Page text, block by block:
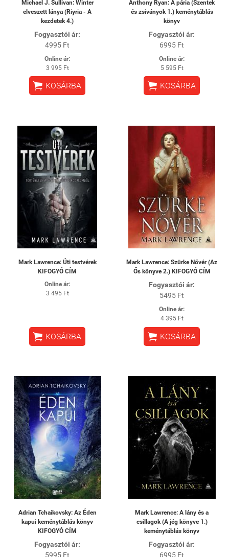
Michael J. Sullivan: Winter
elveszett lánya (Riyria - A
kezdetek 4.)
Fogyasztói ár:
4995 Ft
Online ár:
3 995 Ft
 KOSÁRBA
Anthony Ryan: A pária (Szentek
és zsiványok 1.) keménytáblás
könyv
Fogyasztói ár:
6995 Ft
Online ár:
5 595 Ft
 KOSÁRBA
Mark Lawrence: Úti testvérek
KIFOGYÓ CÍM
Online ár:
3 495 Ft
 KOSÁRBA
Mark Lawrence: Szürke Nővér (Az
Ős könyve 2.) KIFOGYÓ CÍM
Fogyasztói ár:
5495 Ft
Online ár:
4 395 Ft
 KOSÁRBA
Adrian Tchaikovsky: Az Éden
kapui keménytáblás könyv
KIFOGYÓ CÍM
Fogyasztói ár:
5995 Ft
Mark Lawrence: A lány és a
csillagok (A jég könyve 1.)
keménytáblás könyv
Fogyasztói ár:
6995 Ft